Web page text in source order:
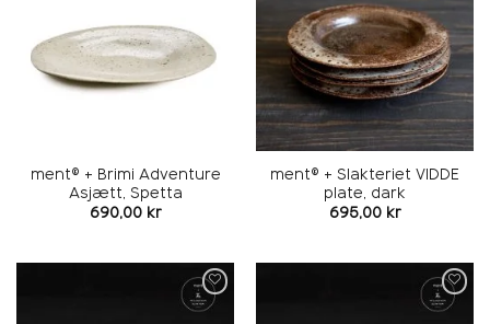
ment® + Brimi Adventure
Asjætt, Spetta
690,00 kr
ment® + Slakteriet VIDDE
plate, dark
695,00 kr
Add to
wishlist
Add to
wishlist